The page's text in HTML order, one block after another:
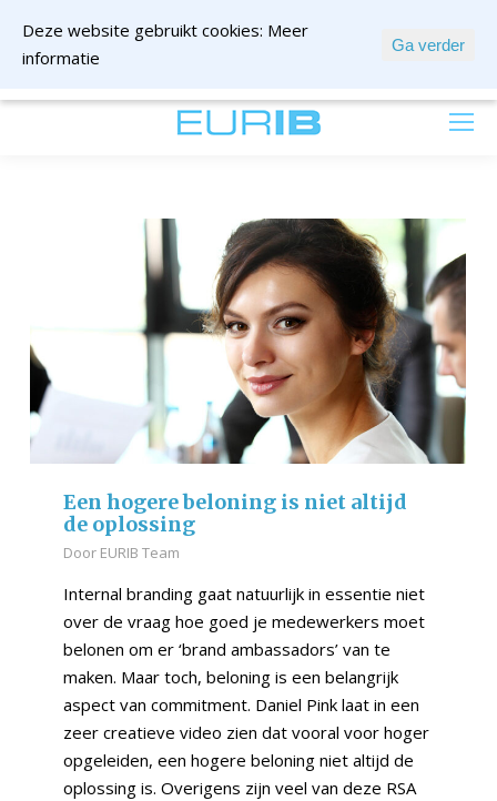
Een hogere beloning is niet altijd
de oplossing
Door EURIB Team
Internal branding gaat natuurlijk in essentie niet
over de vraag hoe goed je medewerkers moet
belonen om er ‘brand ambassadors’ van te
maken. Maar toch, beloning is een belangrijk
aspect van commitment. Daniel Pink laat in een
zeer creatieve video zien dat vooral voor hoger
opgeleiden, een hogere beloning niet altijd de
oplossing is. Overigens zijn veel van deze RSA
Deze website gebruikt cookies: Meer
informatie
Ga verder